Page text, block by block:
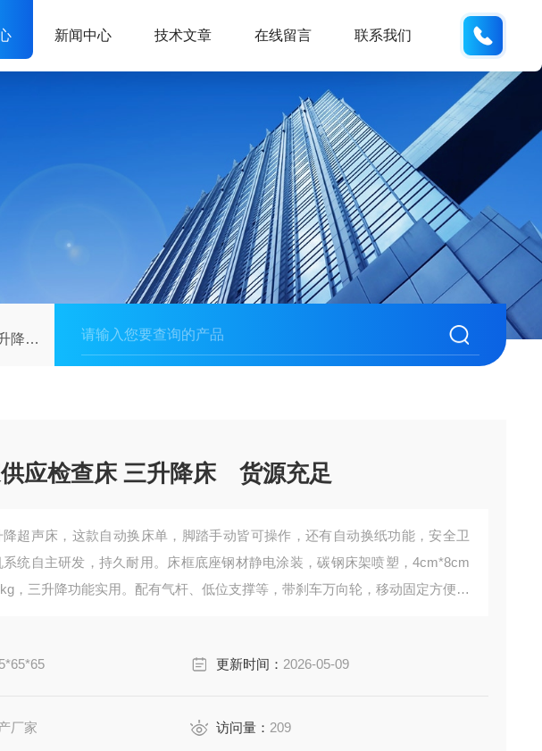
新闻中心 技术文章 在线留言 联系我们
足
应检查床 三升降床 货源充足
降超声床，这款自动换床单，脚踏手动皆可操作，还有自动换纸功能，安全卫
统自主研发，持久耐用。床框底座钢材静电涂装，碳钢床架喷塑，4cm*8cm
，三升降功能实用。配有气杆、低位支撑等，带刹车万向轮，移动固定方便。
更新时间： 2026-05-09
厂家 访问量： 209